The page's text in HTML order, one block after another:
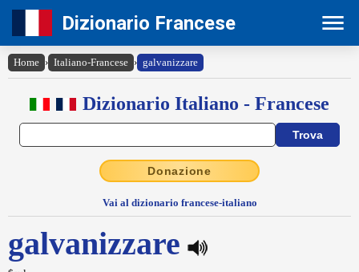
Dizionario Francese
Home › Italiano-Francese › galvanizzare
Dizionario Italiano - Francese
Donazione
Vai al dizionario francese-italiano
galvanizzare